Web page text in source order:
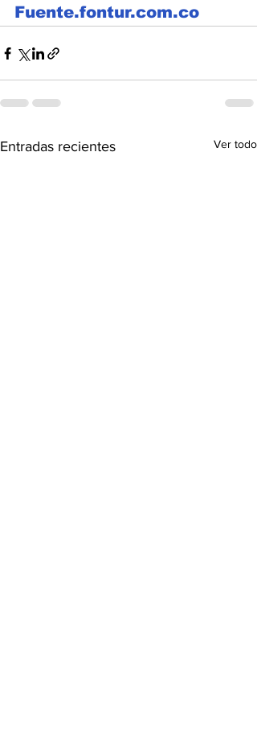
Fuente.fontur.com.co
Entradas recientes Ver todo